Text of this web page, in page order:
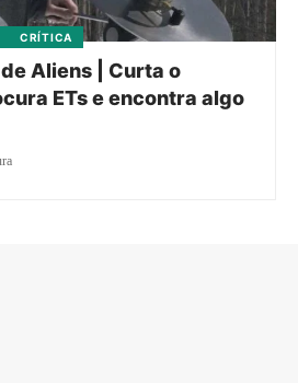
CRÍTICA
Aliens | Curta o
ETs e encontra algo